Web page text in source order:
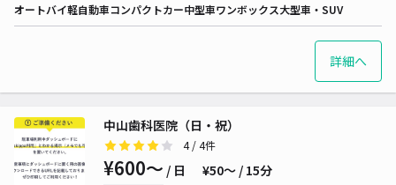
オートバイ軽自動車コンパクトカー中型車ワンボックス大型車・SUV
詳細へ
中山歯科医院（日・祝）
4/ 4件
¥600〜 / 日 ¥50〜 / 15分